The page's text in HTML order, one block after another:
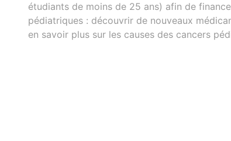
étudiants de moins de 25 ans) afin de
pédiatriques : découvrir de nouveaux
en savoir plus sur les causes des cancers